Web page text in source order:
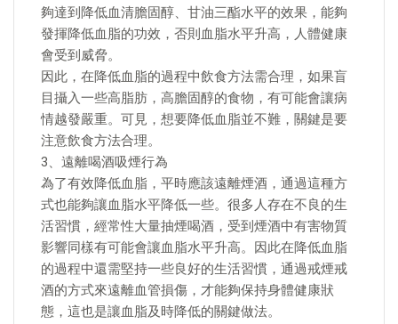
夠達到降低血清膽固醇、甘油三酯水平的效果，能夠
發揮降低血脂的功效，否則血脂水平升高，人體健康
會受到威脅。
因此，在降低血脂的過程中飲食方法需合理，如果盲
目攝入一些高脂肪，高膽固醇的食物，有可能會讓病
情越發嚴重。可見，想要降低血脂並不難，關鍵是要
注意飲食方法合理。
3、遠離喝酒吸煙行為
為了有效降低血脂，平時應該遠離煙酒，通過這種方
式也能夠讓血脂水平降低一些。很多人存在不良的生
活習慣，經常性大量抽煙喝酒，受到煙酒中有害物質
影響同樣有可能會讓血脂水平升高。因此在降低血脂
的過程中還需堅持一些良好的生活習慣，通過戒煙戒
酒的方式來遠離血管損傷，才能夠保持身體健康狀
態，這也是讓血脂及時降低的關鍵做法。